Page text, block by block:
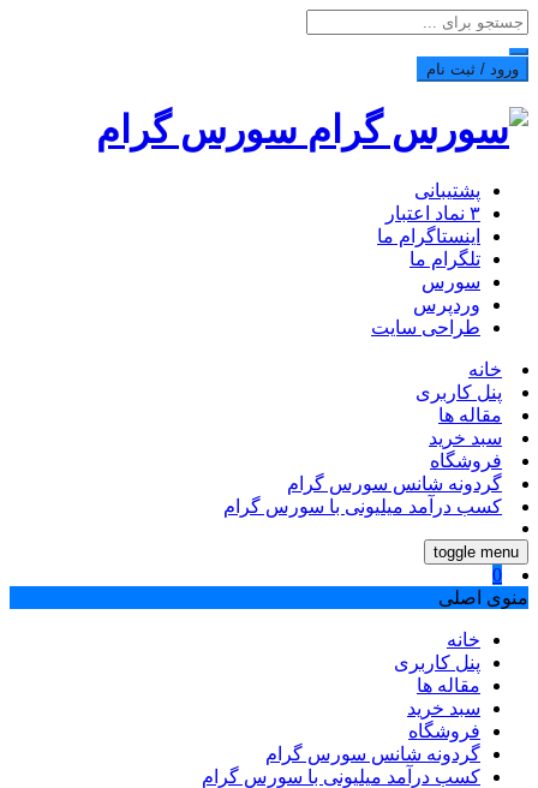
ورود / ثبت نام
سورس گرام
پشتیبانی
۳ نماد اعتبار
اینستاگرام ما
تلگرام ما
سورس
وردپرس
طراحی سایت
خانه
پنل کاربری
مقاله ها
سبد خرید
فروشگاه
گردونه شانس سورس گرام
کسب درآمد میلیونی با سورس گرام
toggle menu
0
منوی اصلی
خانه
پنل کاربری
مقاله ها
سبد خرید
فروشگاه
گردونه شانس سورس گرام
کسب درآمد میلیونی با سورس گرام